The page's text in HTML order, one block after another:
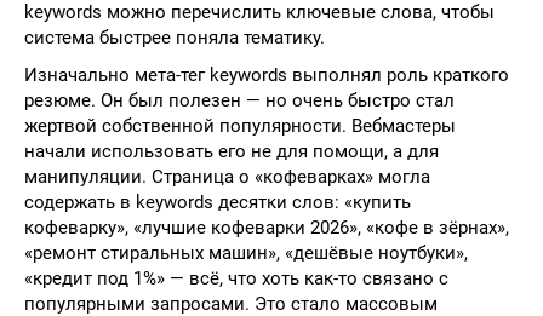
keywords можно перечислить ключевые слова, чтобы
система быстрее поняла тематику.
Изначально мета-тег keywords выполнял роль краткого
резюме. Он был полезен — но очень быстро стал
жертвой собственной популярности. Вебмастеры
начали использовать его не для помощи, а для
манипуляции. Страница о «кофеварках» могла
содержать в keywords десятки слов: «купить
кофеварку», «лучшие кофеварки 2026», «кофе в зёрнах»,
«ремонт стиральных машин», «дешёвые ноутбуки»,
«кредит под 1%» — всё, что хоть как-то связано с
популярными запросами. Это стало массовым